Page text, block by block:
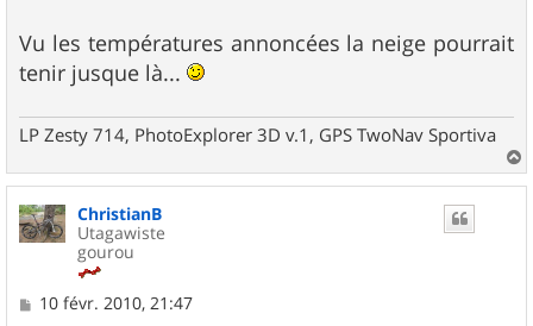
Vu les températures annoncées la neige pourrait
tenir jusque là...
LP Zesty 714, PhotoExplorer 3D v.1, GPS TwoNav Sportiva
a
u
ChristianB
Utagawiste
gourou
M10 févr. 2010, 21:47